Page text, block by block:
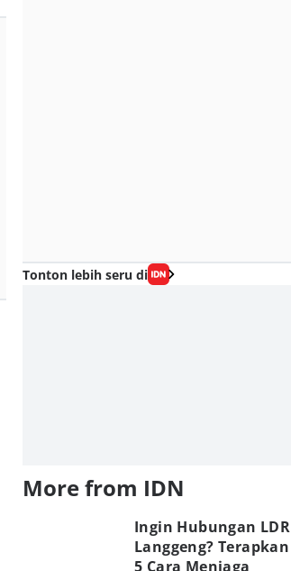
Tonton lebih seru di
More from IDN
Ingin Hubungan LDR
Langgeng? Terapkan
5 Cara Menjaga